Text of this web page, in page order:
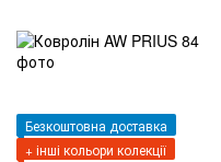
Безкоштовна доставка
+ інші кольори колекції